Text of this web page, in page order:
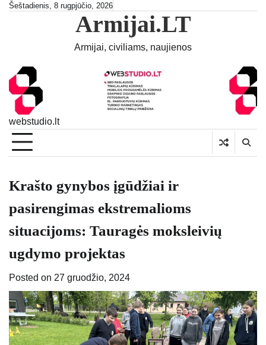
SkipŠeštadienis, 8 rugpjūčio, 2026
Armijai.LT
Armijai, civiliams, naujienos
webstudio.lt
Krašto gynybos įgūdžiai ir
pasirengimas ekstremalioms
situacijoms: Tauragės moksleivių
ugdymo projektas
Posted on 27 gruodžio, 2024